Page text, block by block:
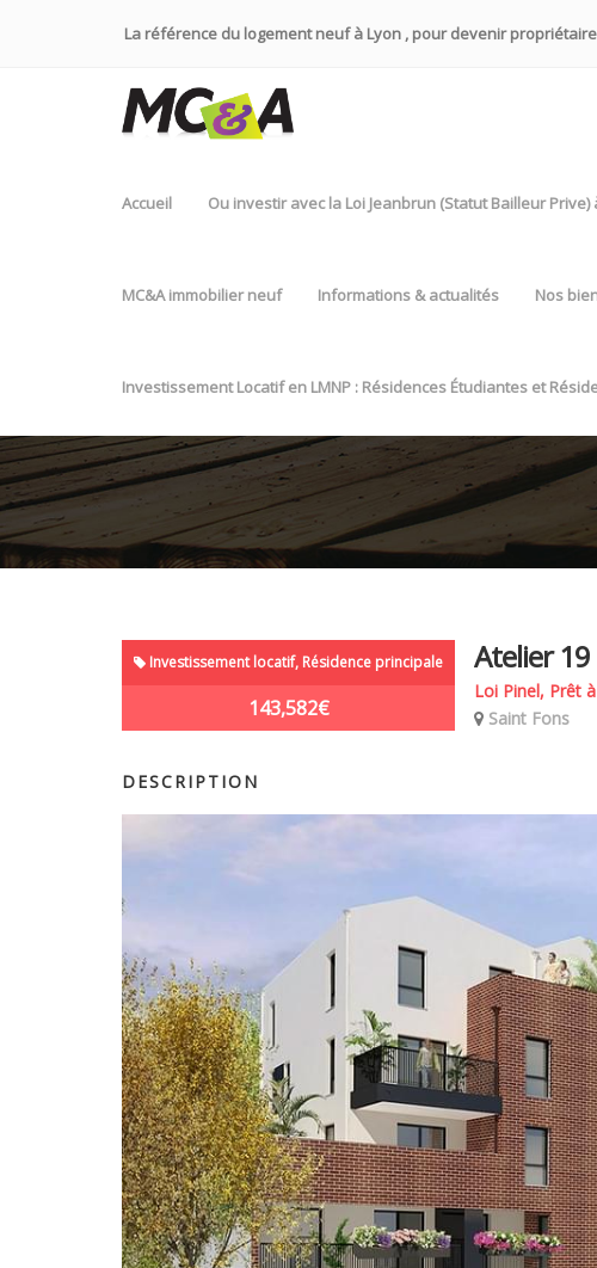
La référence du logement neuf à Lyon , pour devenir
Accueil Ou investir avec la Loi Jeanbrun (Statut Bailleur
MC&A immobilier neuf Informations & actualités Nos
Investissement Locatif en LMNP : Résidences Étudiantes et
Investissement locatif, Résidence principale
143,582€
Atelier 19
Loi Pinel, Prêt
Saint Fons
DESCRIPTION